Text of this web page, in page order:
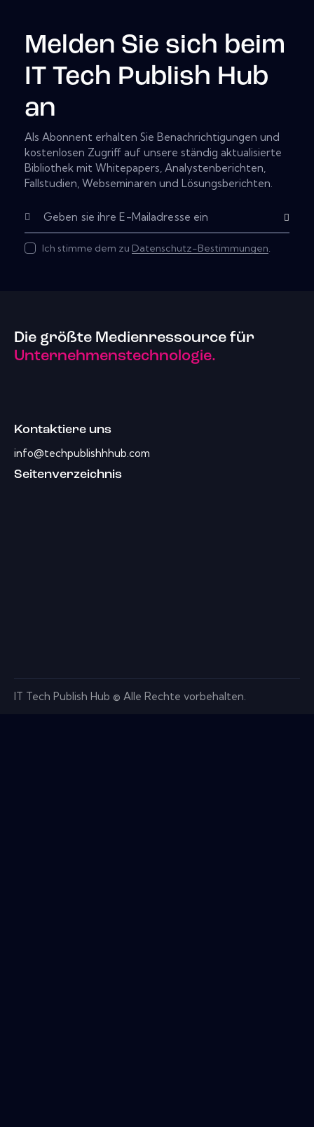
Melden Sie sich beim
IT Tech Publish Hub
an
Als Abonnent erhalten Sie Benachrichtigungen und
kostenlosen Zugriff auf unsere ständig aktualisierte
Bibliothek mit Whitepapers, Analystenberichten,
Fallstudien, Webseminaren und Lösungsberichten.
Subscribe
Ich stimme dem zu Datenschutz-Bestimmungen.
Die größte Medienressource für
Unternehmenstechnologie.
Kontaktiere uns
info@techpublishhhub.com
Seitenverzeichnis
IT Tech Publish Hub © Alle Rechte vorbehalten.